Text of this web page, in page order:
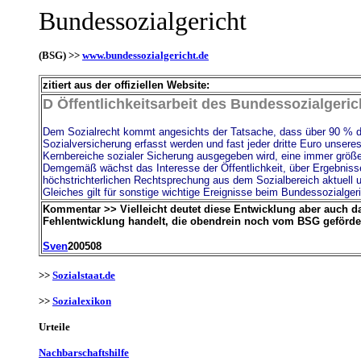
Bundessozialgericht
(BSG) >> www.bundessozialgericht.de
zitiert aus der offiziellen Website:
D Öffentlichkeitsarbeit des
Dem Sozialrecht kommt angesichts der Tatsache, dass über 90 %
Sozialversicherung erfasst werden und fast jeder dritte Euro
Kernbereiche sozialer Sicherung ausgegeben wird, eine immer
Demgemäß wächst das Interesse der Öffentlichkeit, über
höchstrichterlichen Rechtsprechung aus dem Sozialbereich aktuell
Gleiches gilt für sonstige wichtige Ereignisse beim
Kommentar >> Vielleicht deutet diese Entwicklung aber auch
Fehlentwicklung handelt, die obendrein noch vom BSG
Sven200508
>> Sozialstaat.de
>> Sozialexikon
Urteile
Nachbarschaftshilfe